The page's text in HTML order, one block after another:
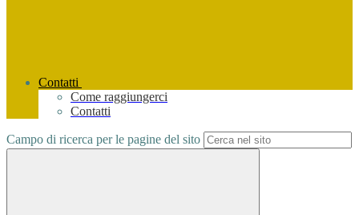
Contatti
Come raggiungerci
Contatti
Campo di ricerca per le pagine del sito